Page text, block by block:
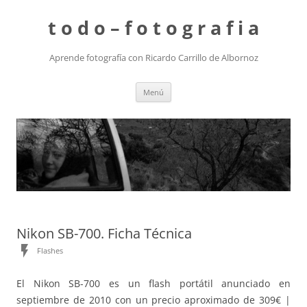
t o d o – f o t o g r a f i a
Aprende fotografía con Ricardo Carrillo de Albornoz
Menú
Nikon SB-700. Ficha Técnica
flash_on Flashes
El Nikon SB-700 es un flash portátil anunciado en
septiembre de 2010 con un precio aproximado de 309€ |